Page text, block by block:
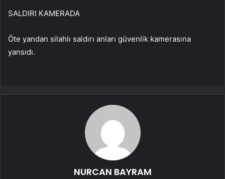
SALDIRI KAMERADA
Öte yandan silahlı saldırı anları güvenlik kamerasına
yansıdı.
NURCAN BAYRAM